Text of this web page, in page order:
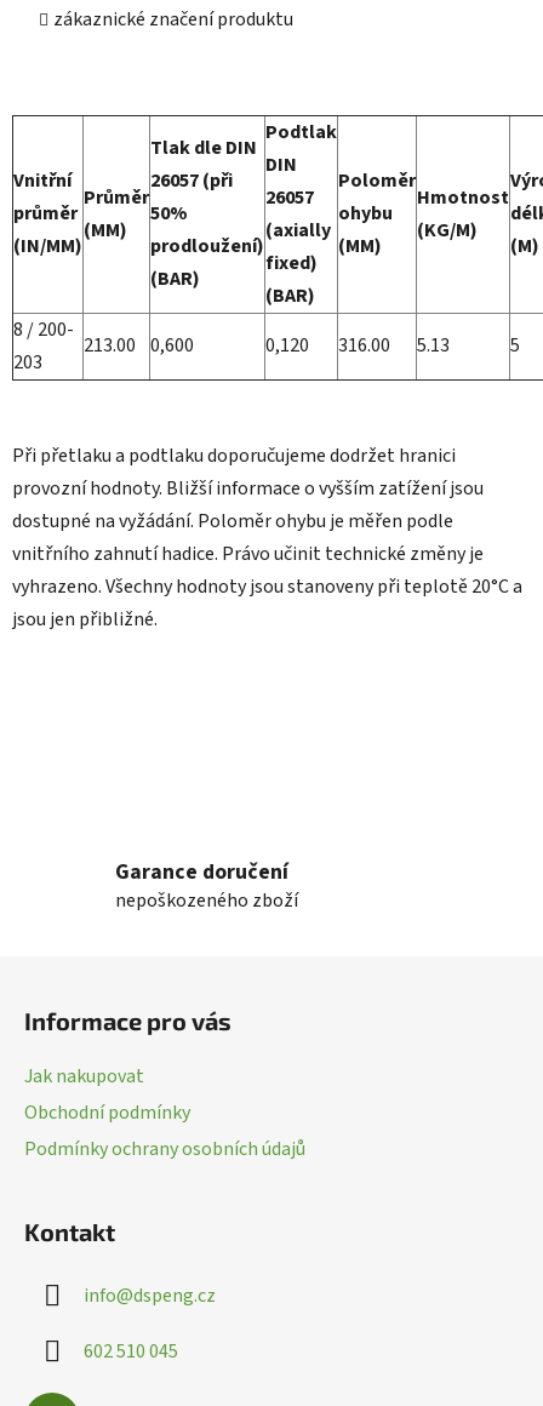
zákaznické značení produktu
Vnitřní
průměr
(IN/MM)
Průměr
(MM)
Tlak dle DIN
26057 (při
50%
prodloužení)
(BAR)
Podtlak
DIN
26057
(axially
fixed)
(BAR)
Poloměr
ohybu
(MM)
Hmotnost
(KG/M)
(M)
8 / 200-
203
213.00 0,600 0,120 316.00 5.13 5
Při přetlaku a podtlaku doporučujeme dodržet hranici
provozní hodnoty. Bližší informace o vyšším zatížení jsou
dostupné na vyžádání. Poloměr ohybu je měřen podle
vnitřního zahnutí hadice. Právo učinit technické změny je
vyhrazeno. Všechny hodnoty jsou stanoveny při teplotě 20°C a
jsou jen přibližné.
Garance doručení
nepoškozeného zboží
Informace pro vás
Jak nakupovat
Obchodní podmínky
Podmínky ochrany osobních údajů
Kontakt
info@dspeng.cz
602 510 045